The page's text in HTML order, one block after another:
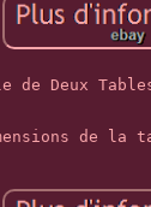
de Deux
de la